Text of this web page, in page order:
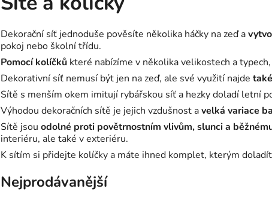
Dekorační síť jednoduše pověsíte několika háčky na zeď a
pokoj nebo školní třídu.
Pomocí kolíčků které nabízíme v několika velikostech a typech,
Dekorativní síť nemusí být jen na zeď, ale své využití najde
Sítě s menším okem imitují rybářskou síť a hezky doladí letní
Výhodou dekoračních sítě je jejich vzdušnost avelká variace
Sítě jsou odolné proti povětrnostním vlivům, slunci a
interiéru, ale také v exteriéru.
K sítím si přidejte kolíčky a máte ihned komplet, kterým
Nejprodávanější